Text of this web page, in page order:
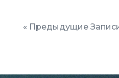
« Предыдущие